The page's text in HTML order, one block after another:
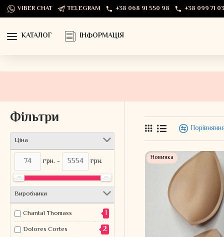
VIBER CHAT TELEGRAM +38 068 91 550 98 +38 099 71
КАТАЛОГ ІНФОРМАЦІЯ
Фільтри
Ціна
грн. - грн.
Виробники
Chantal Thomass
1
Dolores Cortes 2
Новинка